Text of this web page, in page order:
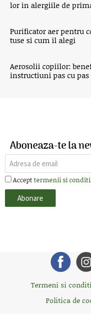
lor in alergiile de
Purificator aer pentru
tuse si cum il alegi
Aerosolii copiilor:
instructiuni pas cu pas
Aboneaza-te la
Accepttermenii si
Termeni si
Politica de